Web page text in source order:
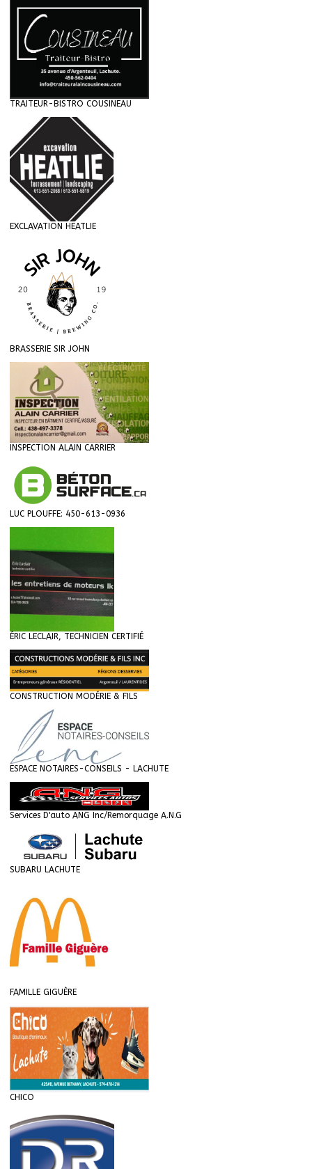
TRAITEUR-BISTRO COUSINEAU
EXCLAVATION HEATLIE
BRASSERIE SIR JOHN
INSPECTION ALAIN CARRIER
LUC PLOUFFE: 450-613-0936
ÉRIC LECLAIR, TECHNICIEN CERTIFIÉ
CONSTRUCTION MODÉRIE & FILS
ESPACE NOTAIRES-CONSEILS - LACHUTE
Services D'auto ANG Inc/Remorquage A.N.G
SUBARU LACHUTE
FAMILLE GIGUÈRE
CHICO